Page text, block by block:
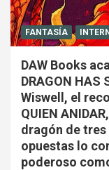
FANTASÍA
DAW Books
DRAGON HAS
Wiswell, el
QUIEN
dragón de
opuestas lo
poderoso